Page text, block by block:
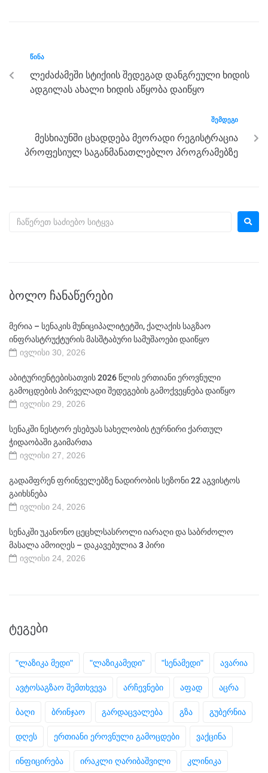
b
o
o
g
er
m p
p
ᲬᲘᲜᲐ
ლეძაძამეში სტიქიის შედეგად დანგრეული ხიდის
ადგილას ახალი ხიდის აწყობა დაიწყო
ᲨᲔᲛᲓᲔᲒᲘ
მესხიაუნში ცხადდება მეორადი რეგისტრაცია
პროფესიულ საგანმანათლებლო პროგრამებზე
ᲑᲝᲚᲝ ᲩᲐᲜᲐᲬᲔᲠᲔᲑᲘ
მერია – სენაკის მუნიციპალიტეტში, ქალაქის საგზაო
ინფრასტრუქტურის მასშტაბური სამუშაოები დაიწყო
ივლისი 30, 2026
აბიტურიენტებისათვის 2026 წლის ერთიანი ეროვნული
გამოცდების პირველადი შედეგების გამოქვეყნება დაიწყო
ივლისი 29, 2026
სენაკში ნესტორ ესებუას სახელობის ტურნირი ქართულ
ჭიდაობაში გაიმართა
ივლისი 27, 2026
გადამფრენ ფრინველებზე ნადირობის სეზონი 22 აგვისტოს
გაიხსნება
ივლისი 24, 2026
სენაკში უკანონო ცეცხლსასროლი იარაღი და საბრძოლო
მასალა ამოიღეს – დაკავებულია 3 პირი
ივლისი 24, 2026
ᲢᲔᲒᲔᲑᲘ
"ლაზიკა მედი" "ლაზიკამედი" "სენამედი" ავარია
ავტოსაგზაო შემთხვევა არჩევნები აფად აცრა
ბაღი ბრინჯაო გარდაცვალება გზა გუბერნია
დღეს ერთიანი ეროვნული გამოცდები ვაქცინა
ინფიცირება ირაკლი ღარიბაშვილი კლინიკა